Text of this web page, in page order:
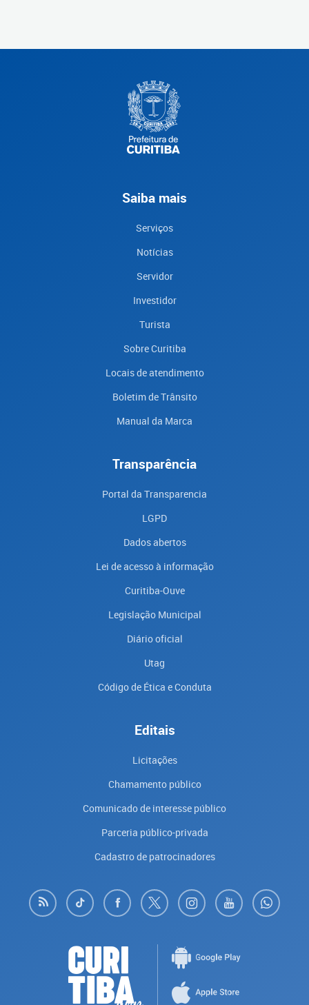
Saiba mais
Serviços
Notícias
Servidor
Investidor
Turista
Sobre Curitiba
Locais de atendimento
Boletim de Trânsito
Manual da Marca
Transparência
Portal da Transparencia
LGPD
Dados abertos
Lei de acesso à informação
Curitiba-Ouve
Legislação Municipal
Diário oficial
Utag
Código de Ética e Conduta
Editais
Licitações
Chamamento público
Comunicado de interesse público
Parceria público-privada
Cadastro de patrocinadores